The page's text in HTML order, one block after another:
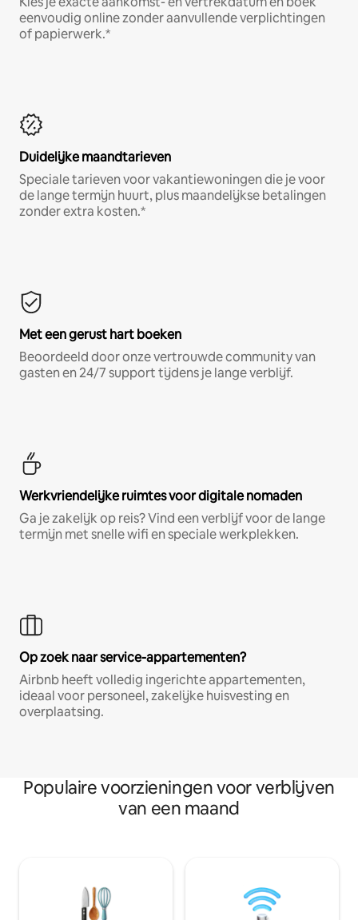
eenvoudig online zonder aanvullende verplichtingen
of papierwerk.*
Duidelijke maandtarieven
Speciale tarieven voor vakantiewoningen die je voor
de lange termijn huurt, plus maandelijkse betalingen
zonder extra kosten.*
Met een gerust hart boeken
Beoordeeld door onze vertrouwde community van
gasten en 24/7 support tijdens je lange verblijf.
Werkvriendelijke ruimtes voor digitale nomaden
Ga je zakelijk op reis? Vind een verblijf voor de lange
termijn met snelle wifi en speciale werkplekken.
Op zoek naar service-appartementen?
Airbnb heeft volledig ingerichte appartementen,
ideaal voor personeel, zakelijke huisvesting en
overplaatsing.
Populaire voorzieningen voor verblijven
van een maand